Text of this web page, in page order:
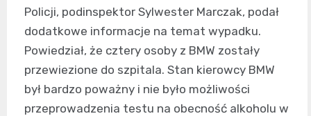
Policji, podinspektor Sylwester Marczak, podał
dodatkowe informacje na temat wypadku.
Powiedział, że cztery osoby z BMW zostały
przewiezione do szpitala. Stan kierowcy BMW
był bardzo poważny i nie było możliwości
przeprowadzenia testu na obecność alkoholu w